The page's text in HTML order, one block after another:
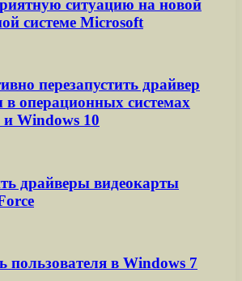
ситуацию на новой
системе Microsoft
перезапустить драйвер
в операционных системах
Windows 10
драйверы видеокарты
пользователя в Windows 7